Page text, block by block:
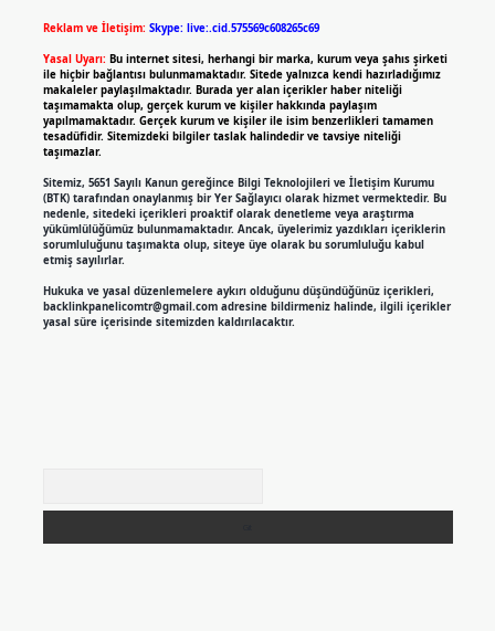
Reklam ve İletişim: Skype: live:.cid.575569c608265c69
Yasal Uyarı: Bu internet sitesi, herhangi bir marka, kurum veya şahıs şirketi
ile hiçbir bağlantısı bulunmamaktadır. Sitede yalnızca kendi hazırladığımız
makaleler paylaşılmaktadır. Burada yer alan içerikler haber niteliği
taşımamakta olup, gerçek kurum ve kişiler hakkında paylaşım
yapılmamaktadır. Gerçek kurum ve kişiler ile isim benzerlikleri tamamen
tesadüfidir. Sitemizdeki bilgiler taslak halindedir ve tavsiye niteliği
taşımazlar.
Sitemiz, 5651 Sayılı Kanun gereğince Bilgi Teknolojileri ve İletişim Kurumu
(BTK) tarafından onaylanmış bir Yer Sağlayıcı olarak hizmet vermektedir. Bu
nedenle, sitedeki içerikleri proaktif olarak denetleme veya araştırma
yükümlülüğümüz bulunmamaktadır. Ancak, üyelerimiz yazdıkları içeriklerin
sorumluluğunu taşımakta olup, siteye üye olarak bu sorumluluğu kabul
etmiş sayılırlar.
Hukuka ve yasal düzenlemelere aykırı olduğunu düşündüğünüz içerikleri,
backlinkpanelicomtr@gmail.comadresine bildirmeniz halinde, ilgili içerikler
yasal süre içerisinde sitemizden kaldırılacaktır.